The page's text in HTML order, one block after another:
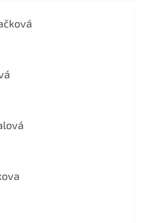
je 5 z 5 hvězdiček.
je 5 z 5 hvězdiček.
je 5 z 5 hvězdiček.
je 5 z 5 hvězdiček.